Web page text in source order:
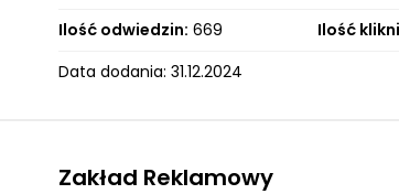
Ilość odwiedzin: 669 Ilość
Data dodania: 31.12.2024
Zakład Reklamowy